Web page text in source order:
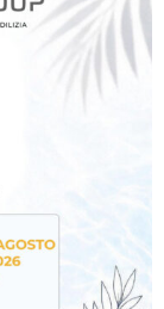
secondo le
di ottenere
copertura